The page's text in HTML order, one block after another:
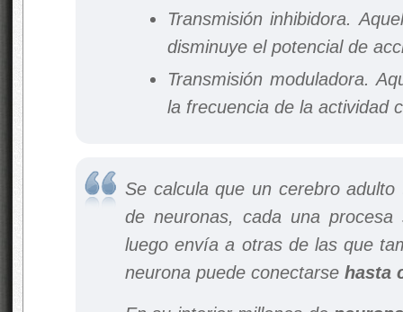
Transmisión inhibidora.
disminuye el potencial de
Transmisión moduladora.
la frecuencia de la actividad
Se calcula que un cerebro
de neuronas, cada una procesa
luego envía a otras de las que
neurona puede conectarse hasta